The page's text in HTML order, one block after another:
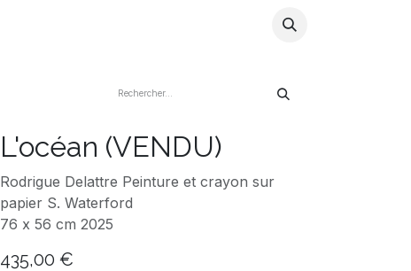
L'océan (VENDU)
Rodrigue Delattre Peinture et crayon sur
papier S. Waterford
76 x 56 cm 2025
435,00 €